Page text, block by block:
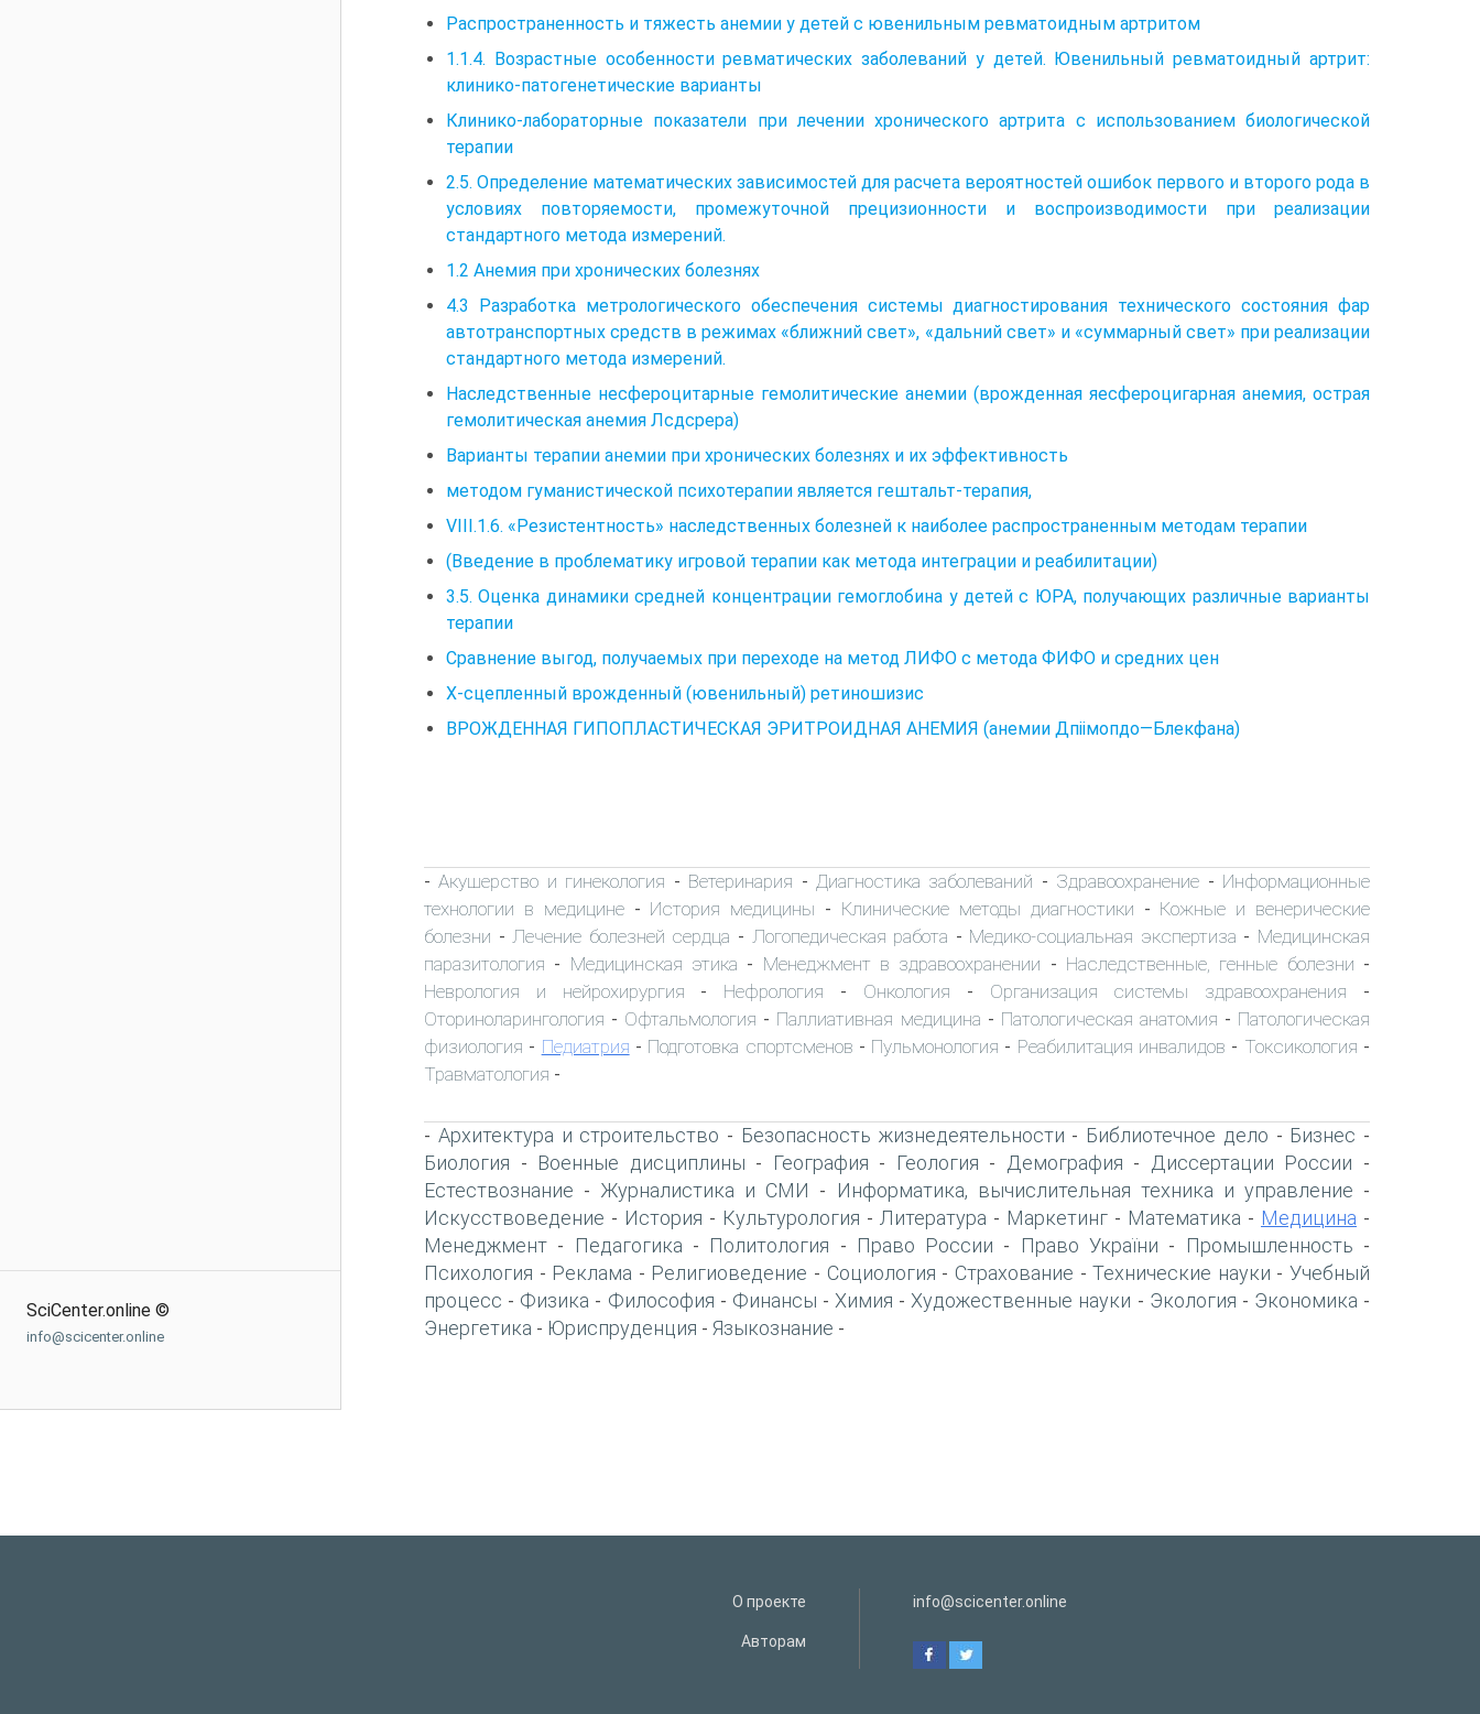
SciCenter.online ©
info@scicenter.online
Распространенность и тяжесть анемии у детей с ювенильным ревматоидным артритом
1.1.4. Возрастные особенности ревматических заболеваний у детей. Ювенильный ревматоидный артрит:
клинико-патогенетические варианты
Клинико-лабораторные показатели при лечении хронического артрита с использованием биологической
терапии
2.5. Определение математических зависимостей для расчета вероятностей ошибок первого и второго рода в
условиях повторяемости, промежуточной прецизионности и воспроизводимости при реализации
стандартного метода измерений.
1.2 Анемия при хронических болезнях
4.3 Разработка метрологического обеспечения системы диагностирования технического состояния фар
автотранспортных средств в режимах «ближний свет», «дальний свет» и «суммарный свет» при реализации
стандартного метода измерений.
Наследственные несфероцитарные гемолитические анемии (врожденная яесфероцигарная анемия, острая
гемолитическая анемия Лсдсрера)
Варианты терапии анемии при хронических болезнях и их эффективность
методом гуманистической психотерапии является гештальт-терапия,
VIII.1.6. «Резистентность» наследственных болезней к наиболее распространенным методам терапии
(Введение в проблематику игровой терапии как метода интеграции и реабилитации)
3.5. Оценка динамики средней концентрации гемоглобина у детей с ЮРА, получающих различные варианты
терапии
Сравнение выгод, получаемых при переходе на метод ЛИФО с метода ФИФО и средних цен
Х-сцепленный врожденный (ювенильный) ретиношизис
ВРОЖДЕННАЯ ГИПОПЛАСТИЧЕСКАЯ ЭРИТРОИДНАЯ АНЕМИЯ (анемии Дпіімопдо—Блекфана)
-Акушерство и гинекология - Ветеринария - Диагностика заболеваний - Здравоохранение - Информационные
технологии в медицине- История медицины - Клинические методы диагностики - Кожные и венерические
болезни - Лечение болезней сердца - Логопедическая работа - Медико-социальная экспертиза - Медицинская
паразитология - Медицинская этика - Менеджмент в здравоохранении - Наследственные, генные болезни -
Неврология и нейрохирургия - Нефрология - Онкология - Организация системы здравоохранения -
Оториноларингология - Офтальмология - Паллиативная медицина - Патологическая анатомия - Патологическая
физиология - Педиатрия - Подготовка спортсменов - Пульмонология - Реабилитация инвалидов - Токсикология -
Травматология -
- Архитектура и строительство - Безопасность жизнедеятельности - Библиотечное дело - Бизнес -
Биология - Военные дисциплины - География - Геология - Демография - Диссертации России -
Естествознание - Журналистика и СМИ - Информатика, вычислительная техника и управление -
Искусствоведение - История - Культурология - Литература - Маркетинг - Математика - Медицина -
Менеджмент - Педагогика - Политология - Право России - Право України - Промышленность -
Психология - Реклама - Религиоведение - Социология - Страхование -Технические науки -Учебный
процесс - Физика - Философия - Финансы - Химия - Художественные науки - Экология - Экономика -
Энергетика - Юриспруденция - Языкознание -
О проекте
Авторам
info@scicenter.online